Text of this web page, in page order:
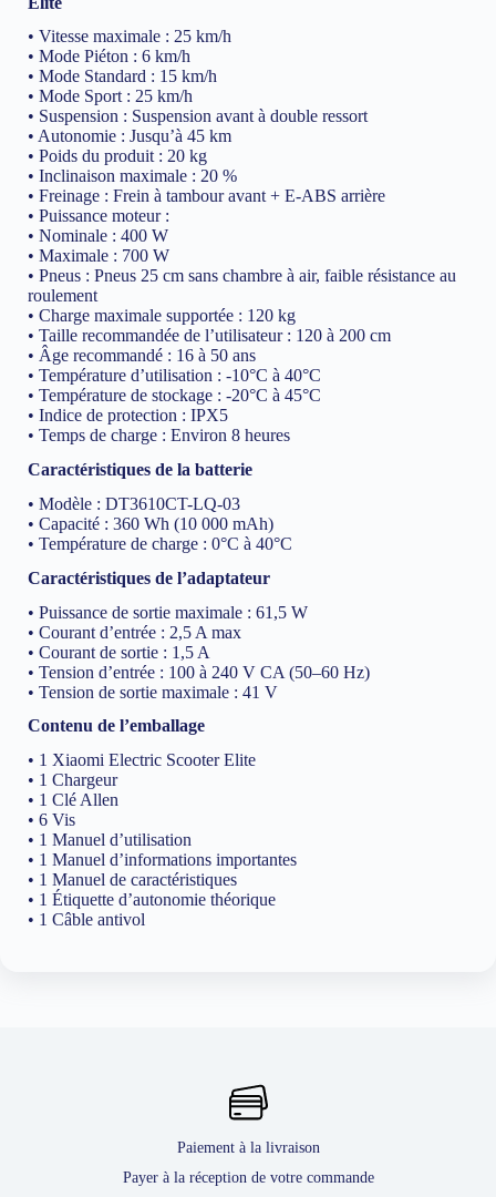
• Vitesse maximale : 25 km/h
• Mode Piéton : 6 km/h
• Mode Standard : 15 km/h
• Mode Sport : 25 km/h
• Suspension : Suspension avant à double ressort
• Autonomie : Jusqu’à 45 km
• Poids du produit : 20 kg
• Inclinaison maximale : 20 %
• Freinage : Frein à tambour avant + E-ABS arrière
• Puissance moteur :
• Nominale : 400 W
• Maximale : 700 W
• Pneus : Pneus 25 cm sans chambre à air, faible résistance au
roulement
• Charge maximale supportée : 120 kg
• Taille recommandée de l’utilisateur : 120 à 200 cm
• Âge recommandé : 16 à 50 ans
• Température d’utilisation : -10°C à 40°C
• Température de stockage : -20°C à 45°C
• Indice de protection : IPX5
• Temps de charge : Environ 8 heures
Caractéristiques de la batterie
• Modèle : DT3610CT-LQ-03
• Capacité : 360 Wh (10 000 mAh)
• Température de charge : 0°C à 40°C
Caractéristiques de l’adaptateur
• Puissance de sortie maximale : 61,5 W
• Courant d’entrée : 2,5 A max
• Courant de sortie : 1,5 A
• Tension d’entrée : 100 à 240 V CA (50–60 Hz)
• Tension de sortie maximale : 41 V
Contenu de l’emballage
• 1 Xiaomi Electric Scooter Elite
• 1 Chargeur
• 1 Clé Allen
• 6 Vis
• 1 Manuel d’utilisation
• 1 Manuel d’informations importantes
• 1 Manuel de caractéristiques
• 1 Étiquette d’autonomie théorique
• 1 Câble antivol
Paiement à la livraison
Payer à la réception de votre commande